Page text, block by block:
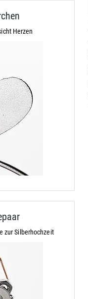
Herzen
zur Silberhochzeit